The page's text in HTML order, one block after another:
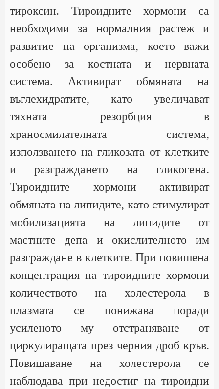
тироксин. Тироидните хормони са
необходими за нормалния растеж и
развитие на организма, което важи
особено за костната и нервната
система. Активират обмяната на
въглехидратите, като увеличават
тяхната резорбция в
храносмилателната система,
използването на гликозата от клетките
и разграждането на гликогена.
Тироидните хормони активират
обмяната на липидите, като стимулират
мобилизацията на липидите от
мастните депа и окислителното им
разграждане в клетките. При повишена
концентрация на тироидните хормони
количеството на холестерола в
плазмата се понижава поради
усиленото му отстраняване от
циркулиращата през черния дроб кръв.
Повишаване на холестерола се
наблюдава при недостиг на тироидни